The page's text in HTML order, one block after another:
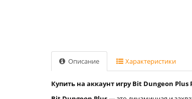
Описание Характеристики
Купить на аккаунт игру Bit Dungeon Plus